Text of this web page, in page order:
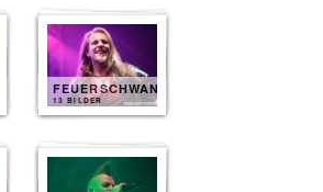
FEUERSCHWANZ
13 BILDER